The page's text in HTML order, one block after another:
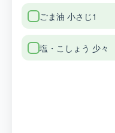
ごま油 小さじ1
塩・こしょう 少々